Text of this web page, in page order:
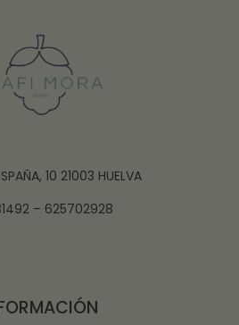
10 21003 HUELVA
– 625702928